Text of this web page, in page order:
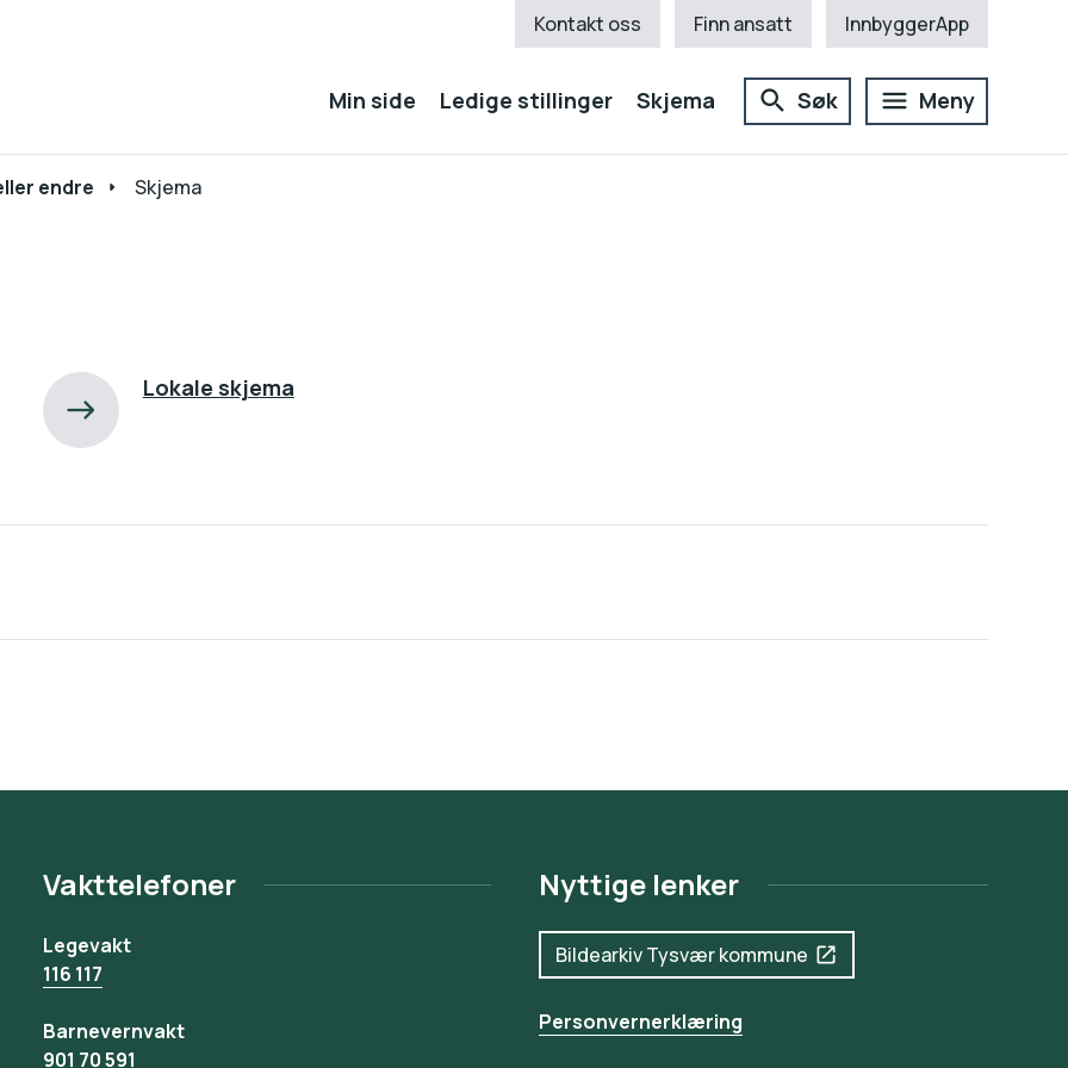
Kontakt oss Finn ansatt InnbyggerApp
Min side Ledige stillinger Skjema Søk Meny
endre Skjema
Lokale skjema
Vakttelefoner
Legevakt
116 117
Barnevernvakt
901 70 591
Nyttige lenker
Bildearkiv Tysvær kommune
Personvernerklæring